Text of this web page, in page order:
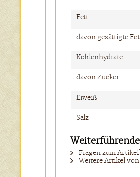
Fett
davon gesättigte
Kohlenhydrate
davon Zucker
Eiweiß
Salz
Fragen zum
Weitere Artikel von